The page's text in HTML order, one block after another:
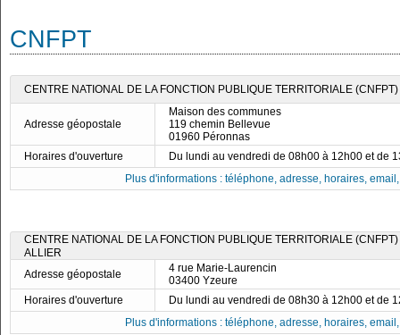
CNFPT
CENTRE NATIONAL DE LA FONCTION PUBLIQUE TERRITORIALE
Adresse géopostale
Maison des communes
119 chemin Bellevue
01960 Péronnas
Horaires d'ouverture
Du lundi au vendredi de 08h00 à 12h00 et de
Plus d'informations : téléphone, adresse, horaires,
CENTRE NATIONAL DE LA FONCTION PUBLIQUE TERRITORIALE
ALLIER
Adresse géopostale
4 rue Marie-Laurencin
03400 Yzeure
Horaires d'ouverture
Du lundi au vendredi de 08h30 à 12h00 et de
Plus d'informations : téléphone, adresse, horaires,